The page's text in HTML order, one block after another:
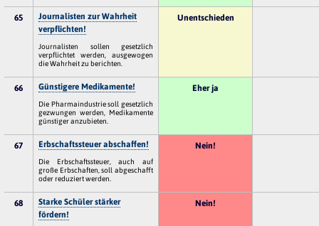
65
Journalisten zur Wahrheit
verpflichten!
Journalisten sollen gesetzlich
verpflichtet werden, ausgewogen
die Wahrheit zu berichten.
Unentschieden
66 Günstigere Medikamente!
Die Pharmaindustrie soll gesetzlich
gezwungen werden, Medikamente
günstiger anzubieten.
Eher ja
67 Erbschaftssteuer abschaffen!
Die Erbschaftssteuer, auch auf
große Erbschaften, soll abgeschafft
oder reduziert werden.
Nein!
68
Starke Schüler stärker
fördern!
Nein!